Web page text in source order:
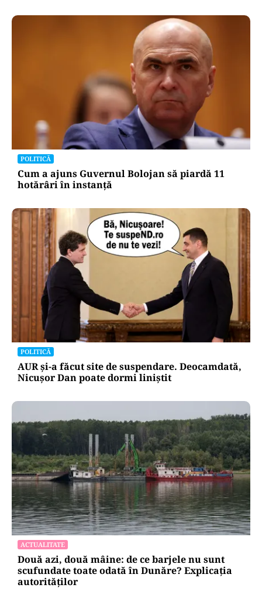
POLITICĂ
Cum a ajuns Guvernul Bolojan să piardă 11
hotărâri în instanță
POLITICĂ
AUR și-a făcut site de suspendare. Deocamdată,
Nicușor Dan poate dormi liniștit
ACTUALITATE
Două azi, două mâine: de ce barjele nu sunt
scufundate toate odată în Dunăre? Explicația
autorităților